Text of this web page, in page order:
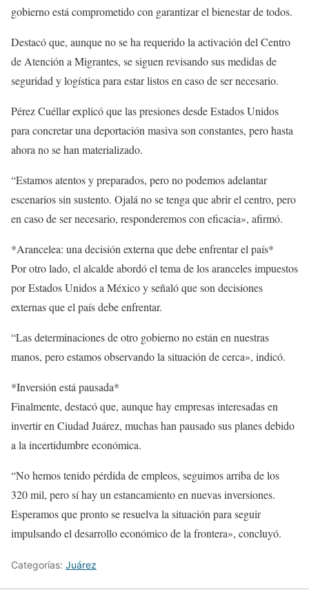
gobierno está comprometido con garantizar el bienestar de todos.
Destacó que, aunque no se ha requerido la activación del Centro
de Atención a Migrantes, se siguen revisando sus medidas de
seguridad y logística para estar listos en caso de ser necesario.
Pérez Cuéllar explicó que las presiones desde Estados Unidos
para concretar una deportación masiva son constantes, pero hasta
ahora no se han materializado.
“Estamos atentos y preparados, pero no podemos adelantar
escenarios sin sustento. Ojalá no se tenga que abrir el centro, pero
en caso de ser necesario, responderemos con eficacia», afirmó.
*Arancelea: una decisión externa que debe enfrentar el país*
Por otro lado, el alcalde abordó el tema de los aranceles impuestos
por Estados Unidos a México y señaló que son decisiones
externas que el país debe enfrentar.
“Las determinaciones de otro gobierno no están en nuestras
manos, pero estamos observando la situación de cerca», indicó.
*Inversión está pausada*
Finalmente, destacó que, aunque hay empresas interesadas en
invertir en Ciudad Juárez, muchas han pausado sus planes debido
a la incertidumbre económica.
“No hemos tenido pérdida de empleos, seguimos arriba de los
320 mil, pero sí hay un estancamiento en nuevas inversiones.
Esperamos que pronto se resuelva la situación para seguir
impulsando el desarrollo económico de la frontera», concluyó.
Categorías: Juárez